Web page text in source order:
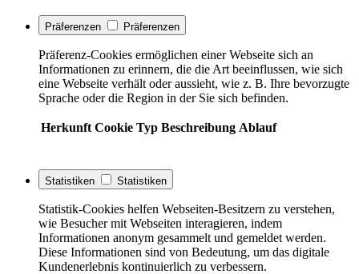
Präferenzen Präferenzen
Präferenz-Cookies ermöglichen einer Webseite sich an
Informationen zu erinnern, die die Art beeinflussen, wie sich
eine Webseite verhält oder aussieht, wie z. B. Ihre bevorzugte
Sprache oder die Region in der Sie sich befinden.
Herkunft Cookie Typ Beschreibung Ablauf
Statistiken Statistiken
Statistik-Cookies helfen Webseiten-Besitzern zu verstehen,
wie Besucher mit Webseiten interagieren, indem
Informationen anonym gesammelt und gemeldet werden.
Diese Informationen sind von Bedeutung, um das digitale
Kundenerlebnis kontinuierlich zu verbessern.